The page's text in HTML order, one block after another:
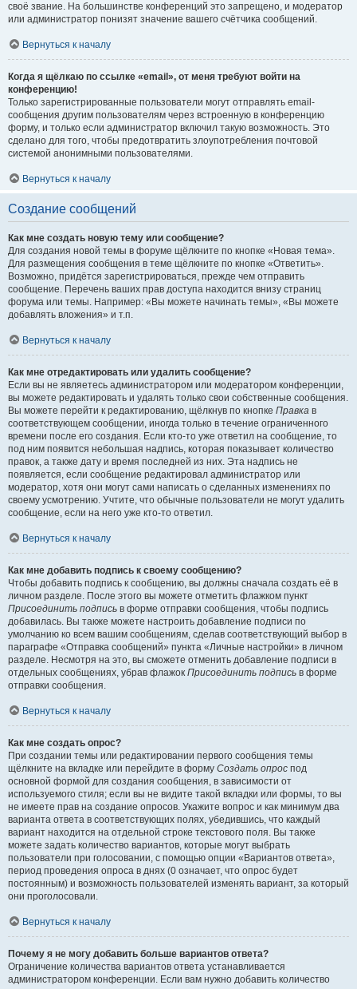
своё звание. На большинстве конференций это запрещено, и модератор
или администратор понизят значение вашего счётчика сообщений.
Вернуться к началу
Когда я щёлкаю по ссылке «email», от меня требуют войти на
конференцию!
Только зарегистрированные пользователи могут отправлять email-
сообщения другим пользователям через встроенную в конференцию
форму, и только если администратор включил такую возможность. Это
сделано для того, чтобы предотвратить злоупотребления почтовой
системой анонимными пользователями.
Вернуться к началу
Создание сообщений
Как мне создать новую тему или сообщение?
Для создания новой темы в форуме щёлкните по кнопке «Новая тема».
Для размещения сообщения в теме щёлкните по кнопке «Ответить».
Возможно, придётся зарегистрироваться, прежде чем отправить
сообщение. Перечень ваших прав доступа находится внизу страниц
форума или темы. Например: «Вы можете начинать темы», «Вы можете
добавлять вложения» и т.п.
Вернуться к началу
Как мне отредактировать или удалить сообщение?
Если вы не являетесь администратором или модератором конференции,
вы можете редактировать и удалять только свои собственные сообщения.
Вы можете перейти к редактированию, щёлкнув по кнопке Правка в
соответствующем сообщении, иногда только в течение ограниченного
времени после его создания. Если кто-то уже ответил на сообщение, то
под ним появится небольшая надпись, которая показывает количество
правок, а также дату и время последней из них. Эта надпись не
появляется, если сообщение редактировал администратор или
модератор, хотя они могут сами написать о сделанных изменениях по
своему усмотрению. Учтите, что обычные пользователи не могут удалить
сообщение, если на него уже кто-то ответил.
Вернуться к началу
Как мне добавить подпись к своему сообщению?
Чтобы добавить подпись к сообщению, вы должны сначала создать её в
личном разделе. После этого вы можете отметить флажком пункт
Присоединить подпись в форме отправки сообщения, чтобы подпись
добавилась. Вы также можете настроить добавление подписи по
умолчанию ко всем вашим сообщениям, сделав соответствующий выбор в
параграфе «Отправка сообщений» пункта «Личные настройки» в личном
разделе. Несмотря на это, вы сможете отменить добавление подписи в
отдельных сообщениях, убрав флажок Присоединить подпись в форме
отправки сообщения.
Вернуться к началу
Как мне создать опрос?
При создании темы или редактировании первого сообщения темы
щёлкните на вкладке или перейдите в форму Создать опрос под
основной формой для создания сообщения, в зависимости от
используемого стиля; если вы не видите такой вкладки или формы, то вы
не имеете прав на создание опросов. Укажите вопрос и как минимум два
варианта ответа в соответствующих полях, убедившись, что каждый
вариант находится на отдельной строке текстового поля. Вы также
можете задать количество вариантов, которые могут выбрать
пользователи при голосовании, с помощью опции «Вариантов ответа»,
период проведения опроса в днях (0 означает, что опрос будет
постоянным) и возможность пользователей изменять вариант, за который
они проголосовали.
Вернуться к началу
Почему я не могу добавить больше вариантов ответа?
Ограничение количества вариантов ответа устанавливается
администратором конференции. Если вам нужно добавить количество